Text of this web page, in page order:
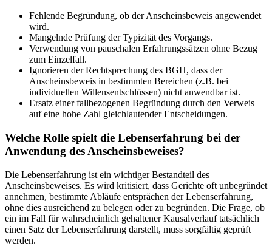
Fehlende Begründung, ob der Anscheinsbeweis angewendet
wird.
Mangelnde Prüfung der Typizität des Vorgangs.
Verwendung von pauschalen Erfahrungssätzen ohne Bezug
zum Einzelfall.
Ignorieren der Rechtsprechung des BGH, dass der
Anscheinsbeweis in bestimmten Bereichen (z.B. bei
individuellen Willensentschlüssen) nicht anwendbar ist.
Ersatz einer fallbezogenen Begründung durch den Verweis
auf eine hohe Zahl gleichlautender Entscheidungen.
Welche Rolle spielt die Lebenserfahrung bei der
Anwendung des Anscheinsbeweises?
Die Lebenserfahrung ist ein wichtiger Bestandteil des
Anscheinsbeweises. Es wird kritisiert, dass Gerichte oft unbegründet
annehmen, bestimmte Abläufe entsprächen der Lebenserfahrung,
ohne dies ausreichend zu belegen oder zu begründen. Die Frage, ob
ein im Fall für wahrscheinlich gehaltener Kausalverlauf tatsächlich
einen Satz der Lebenserfahrung darstellt, muss sorgfältig geprüft
werden.